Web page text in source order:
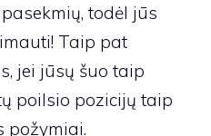
todėl jūs
Taip pat
jei jūsų šuo taip
poilsio pozicijų taip
požymiai.